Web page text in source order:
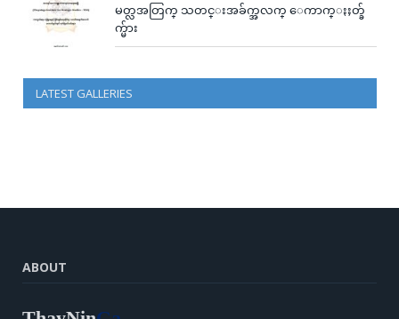
မတ္လအတြက္ သတင္းအခ်က္အလက္ ေကာက္ႏႈတ္ခ်
က္မ်ား
LATEST GALLERIES
ABOUT